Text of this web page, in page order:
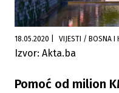
18.05.2020 VIJESTI /
Izvor: Akta.ba
Pomoć od milion